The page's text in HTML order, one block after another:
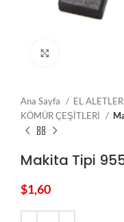
Ana Sayfa
EL
KÖMÜR ÇEŞİTLERİ
Makita Tipi
$1,60